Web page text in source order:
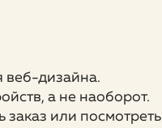
веб-дизайна.
а не наоборот.
заказ или посмотреть